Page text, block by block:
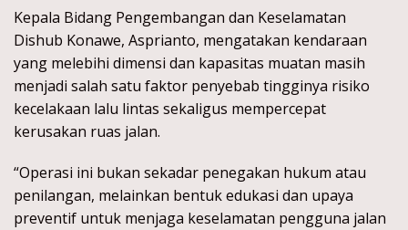
Kepala Bidang Pengembangan dan Keselamatan
Dishub Konawe, Asprianto, mengatakan kendaraan
yang melebihi dimensi dan kapasitas muatan masih
menjadi salah satu faktor penyebab tingginya risiko
kecelakaan lalu lintas sekaligus mempercepat
kerusakan ruas jalan.
“Operasi ini bukan sekadar penegakan hukum atau
penilangan, melainkan bentuk edukasi dan upaya
preventif untuk menjaga keselamatan pengguna jalan